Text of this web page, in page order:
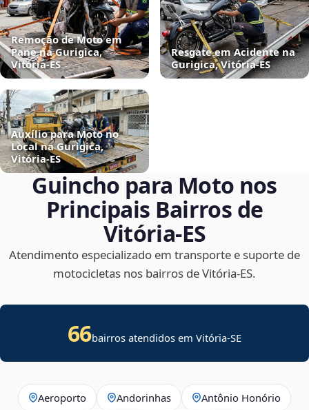
Remoção de Moto em
Pane na Gurigica,
Vitória‑ES
Resgate em Acidente na
Gurigica, Vitória‑ES
Auxílio para Moto no
Local na Gurigica,
Vitória‑ES
Guincho para Moto nos
Principais Bairros de
Vitória‑ES
Atendimento especializado em transporte e suporte de
motocicletas nos bairros de Vitória‑ES.
66bairros atendidos em Vitória-SE
Aeroporto Andorinhas Antônio Honório